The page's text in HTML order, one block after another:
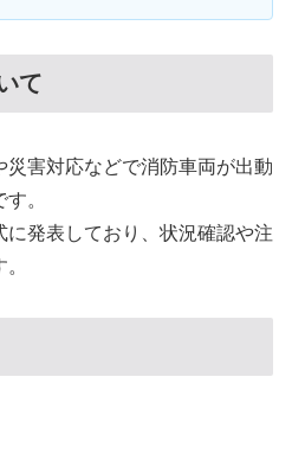
て
害対応などで消防車両が出動
。
発表しており、状況確認や注